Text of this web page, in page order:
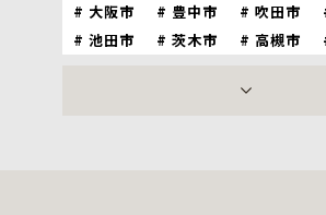
大阪市 豊中市 吹田市
池田市
茨木市 高槻市